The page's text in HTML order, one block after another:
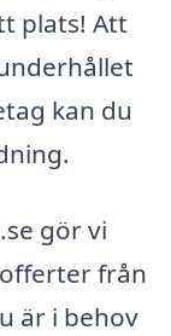
plats! Att
kan du
gör vi
från
är i behov